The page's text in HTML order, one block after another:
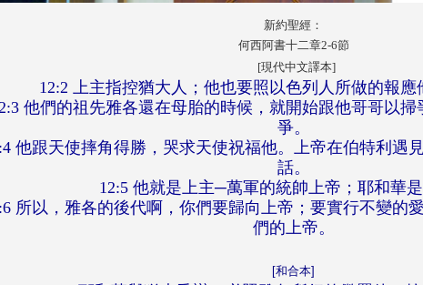
新約聖經：
何西阿書十二章2-6節
[現代中文譯本]
12:2 上主指控猶大人；他也要照以色列人所做的報應
他們的祖先雅各還在母胎的時候，就開始跟他哥哥以
爭。
他跟天使摔角得勝，哭求天使祝福他。上帝在伯特利遇
話。
12:5 他就是上主─萬軍的統帥上帝；耶和華是
所以，雅各的後代啊，你們要歸向上帝；要實行不變的
們的上帝。
[和合本]